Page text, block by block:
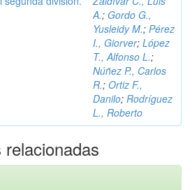
A.; Gordo G.,
Yusleidy M.; Pérez
I., Giorver; López
T., Alfonso L.;
Núñez P., Carlos
R.; Ortiz F.,
Danilo; Rodríguez
L., Roberto